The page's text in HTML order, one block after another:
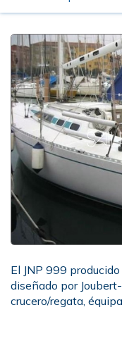
El JNP 999
diseñado por
crucero/regata,